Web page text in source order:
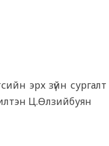
эрх зүйн сургалт
Ц.Өлзийбуян